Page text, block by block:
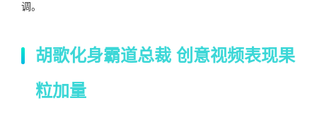
调。
胡歌化身霸道总裁 创意视频表现果
粒加量